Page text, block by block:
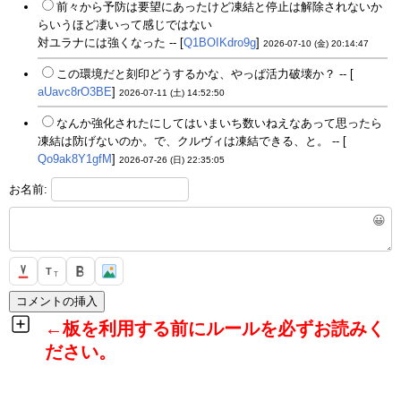
前々から予防は要望にあったけど凍結と停止は解除されないか
らいうほど凄いって感じではない
対ユラナには強くなった -- [Q1BOIKdro9g] 2026-07-10 (金) 20:14:47
この環境だと刻印どうするかな、やっぱ活力破壊か？ -- [
aUavc8rO3BE] 2026-07-11 (土) 14:52:50
なんか強化されたにしてはいまいち数いねえなあって思ったら
凍結は防げないのか。で、クルヴィは凍結できる、と。 -- [
Qo9ak8Y1gfM] 2026-07-26 (日) 22:35:05
お名前:
😀
T T
←板を利用する前にルールを必ずお読みく
ださい。